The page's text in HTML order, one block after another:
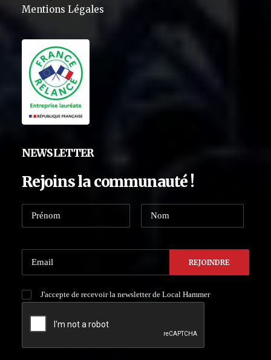
Mentions Légales
NEWSLETTER
Rejoins la communauté !
J'accepte de recevoir la newsletter de Local Hammer